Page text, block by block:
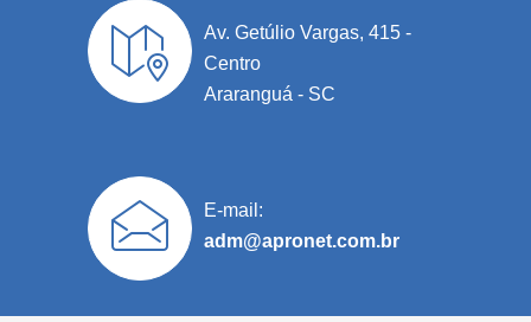
Av. Getúlio Vargas, 415 -
Centro
Araranguá - SC
E-mail:
adm@apronet.com.br